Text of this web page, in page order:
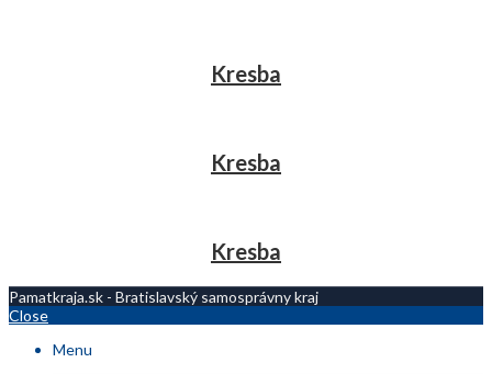
Kresba
Kresba
Kresba
Pamatkraja.sk - Bratislavský samosprávny kraj
Close
Menu